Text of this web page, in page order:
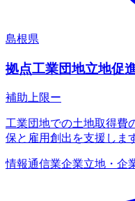
島根県
拠点工業団地立地促
補助上限ー
工業団地での土地取得費
保と雇用創出を支援しま
情報通信業企業立地・企